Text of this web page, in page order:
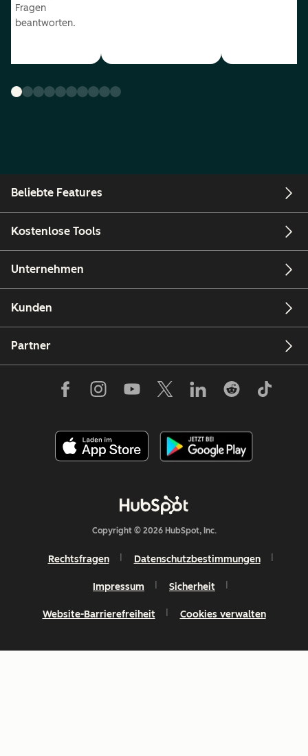
Fragen
beantworten.
Beliebte Features
Kostenlose Tools
Unternehmen
Kunden
Partner
Copyright © 2026 HubSpot, Inc.
Rechtsfragen Datenschutzbestimmungen
Impressum Sicherheit
Website-Barrierefreiheit Cookies verwalten